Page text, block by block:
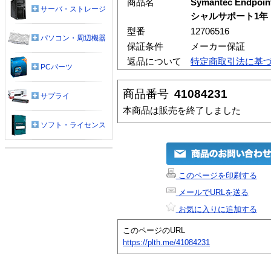
商品名
Symantec
シャルサポート1年
型番
12706516
保証条件
メーカー保証
返品について
特定商取引法に基
商品番号 41084231
本商品は販売を終了しました
このページを印刷する
メールでURLを送る
お気に入りに追加する
このページのURL
https://plth.me/41084231
サーバ・ストレージ
パソコン・周辺機器
PCパーツ
サプライ
ソフト・ライセンス